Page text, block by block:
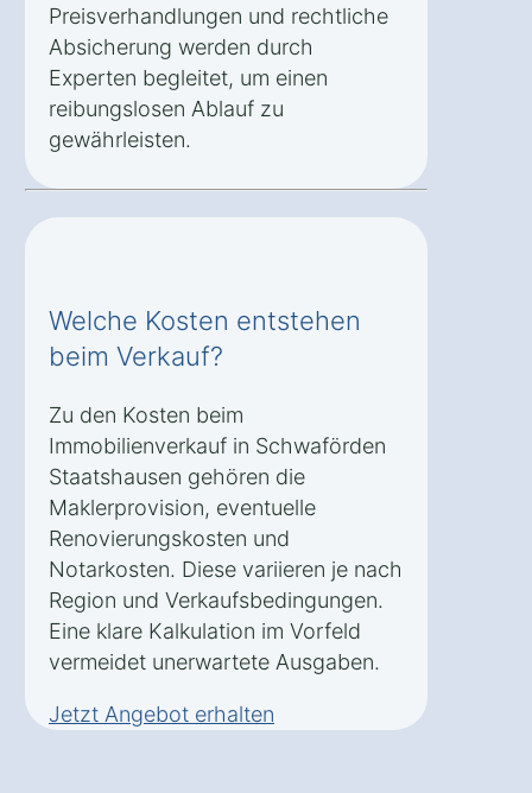
Preisverhandlungen und rechtliche
Absicherung werden durch
Experten begleitet, um einen
reibungslosen Ablauf zu
gewährleisten.
Welche Kosten entstehen
beim Verkauf?
Zu den Kosten beim
Immobilienverkauf in Schwaförden
Staatshausen gehören die
Maklerprovision, eventuelle
Renovierungskosten und
Notarkosten. Diese variieren je nach
Region und Verkaufsbedingungen.
Eine klare Kalkulation im Vorfeld
vermeidet unerwartete Ausgaben.
Jetzt Angebot erhalten